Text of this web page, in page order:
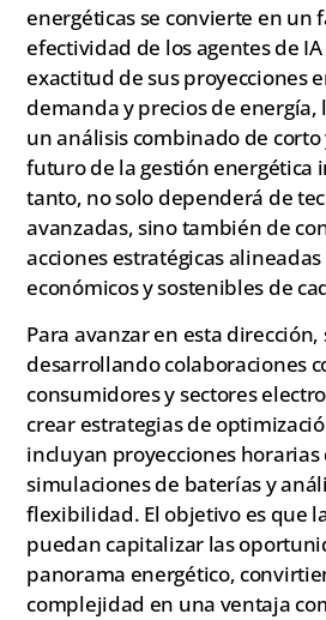
energéticas se convierte en un
efectividad de los agentes de
exactitud de sus proyecciones
demanda y precios de
un análisis combinado de corto
futuro de la gestión energética
tanto, no solo dependerá de
avanzadas, sino también de
acciones estratégicas
económicos y sostenibles de
Para avanzar en esta dirección,
desarrollando colaboraciones
consumidores y sectores
crear estrategias de
incluyan proyecciones horarias
simulaciones de baterías y
flexibilidad. El objetivo es que
puedan capitalizar las
panorama energético,
complejidad en una ventaja